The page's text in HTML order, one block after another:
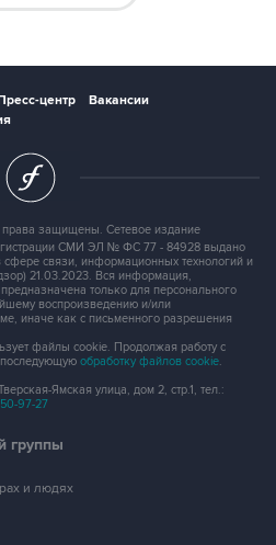
центр
Вакансии
защищены. Сетевое издание
СМИ ЭЛ № ФС 77 - 84928 выдано
связи, информационных технологий и
21.03.2023. Вся информация,
только для персонального
воспроизведению и/или
иначе как с письменного разрешения
файлы cookie. Продолжая работу с
последующую обработку файлов cookie.
Ямская улица, дом 2, стр.1, тел.:
97-27
группы
и людях